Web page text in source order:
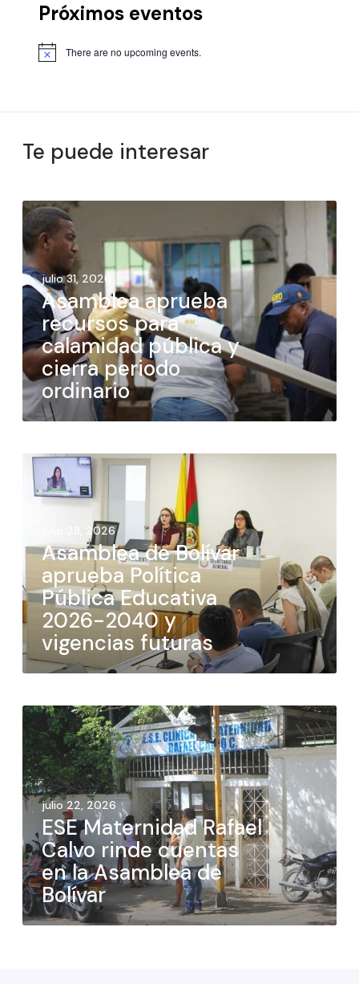
Próximos eventos
There are no upcoming events.
Te puede interesar
julio 31, 2026
Asamblea aprueba
recursos para
calamidad pública y
cierra periodo
ordinario
julio 28, 2026
Asamblea de Bolívar
aprueba Política
Pública Educativa
2026-2040 y
vigencias futuras
julio 22, 2026
ESE Maternidad Rafael
Calvo rinde cuentas
en la Asamblea de
Bolívar